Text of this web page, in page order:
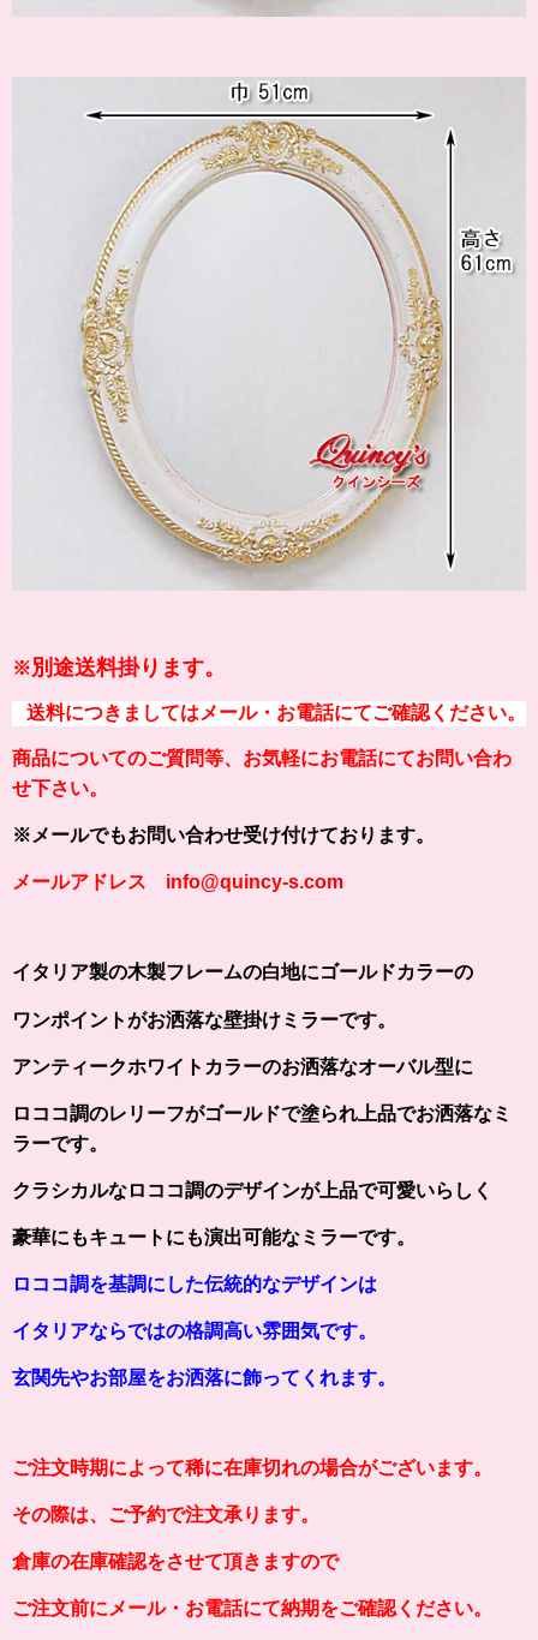
※別途送料掛ります。
送料につきましてはメール・お電話にてご確認ください。
商品についてのご質問等、お気軽にお電話にてお問い合わ
せ下さい。
※メールでもお問い合わせ受け付けております。
メールアドレス info@quincy-s.com
イタリア製の木製フレームの白地にゴールドカラーの
ワンポイントがお洒落な壁掛けミラーです。
アンティークホワイトカラーのお洒落なオーバル型に
ロココ調のレリーフがゴールドで塗られ上品でお洒落なミ
ラーです。
クラシカルなロココ調のデザインが上品で可愛いらしく
豪華にもキュートにも演出可能なミラーです。
ロココ調を基調にした伝統的なデザインは
イタリアならではの格調高い雰囲気です。
玄関先やお部屋をお洒落に飾ってくれます。
ご注文時期によって稀に在庫切れの場合がございます。
その際は、ご予約で注文承ります。
倉庫の在庫確認をさせて頂きますので
ご注文前にメール・お電話にて納期をご確認ください。